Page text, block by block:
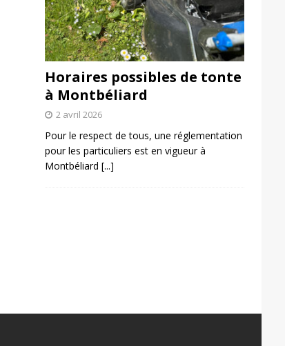
Horaires possibles de tonte
à Montbéliard
2 avril 2026
Pour le respect de tous, une réglementation
pour les particuliers est en vigueur à
Montbéliard [...]